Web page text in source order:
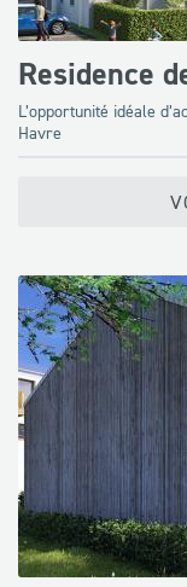
Residence
L’opportunité idéale
Havre